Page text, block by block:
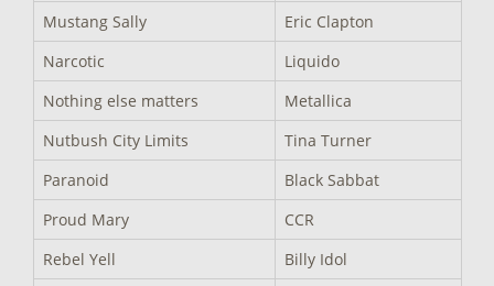
Mustang Sally
Eric Clapton
Narcotic
Liquido
Nothing else matters
Metallica
Nutbush City Limits
Tina Turner
Paranoid
Black Sabbat
Proud Mary
CCR
Rebel Yell
Billy Idol